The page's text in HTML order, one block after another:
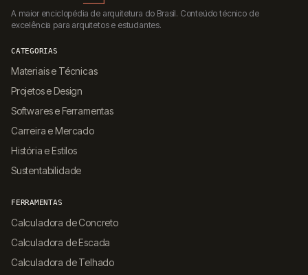
A maior enciclopédia de arquitetura do Brasil. Conteúdo técnico de
excelência para arquitetos e estudantes.
CATEGORIAS
Materiais e Técnicas
Projetos e Design
Softwares e Ferramentas
Carreira e Mercado
História e Estilos
Sustentabilidade
FERRAMENTAS
Calculadora de Concreto
Calculadora de Escada
Calculadora de Telhado